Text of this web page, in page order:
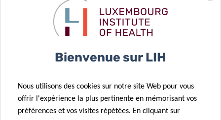
Bienvenue sur LIH
Nous utilisons des cookies sur notre site Web pour vous
offrir l'expérience la plus pertinente en mémorisant vos
préférences et vos visites répétées. En cliquant sur